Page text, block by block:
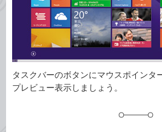
タスクバーのボタンにマウスポインタ
プレビュー表示しましょう。